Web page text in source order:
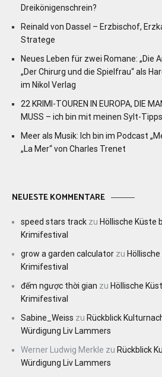
Dreikönigenschrein?
Reinald von Dassel – Erzbischof,
Stratege
Neues Leben für zwei Romane: „Die
„Der Chirurg und die Spielfrau“ als
im Nikol Verlag
22 KRIMI-TOUREN IN EUROPA, DIE
MUSS – ich bin mit meinen Sylt-
Meer als Musik: Ich bin im Podcast
„La Mer“ von Charles Trenet
NEUESTE KOMMENTARE
speed stars track zu Höllische Küste
Krimifestival
grow a garden calculator zu
Krimifestival
đếm ngược thời gian zu Höllische
Krimifestival
Sabine_Weiss zu Rückblick
Würdigung Liv Lammers
Werner Ludwig Merkle zu Rückblick
Würdigung Liv Lammers